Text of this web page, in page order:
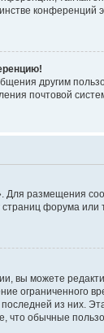
другим
почтовой
размещения
форума
вы можете
ограниченного
из них.
обычные